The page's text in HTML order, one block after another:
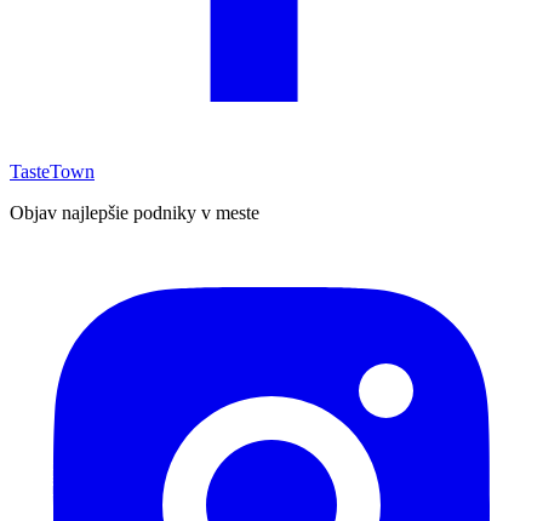
TasteTown
Objav najlepšie podniky v meste